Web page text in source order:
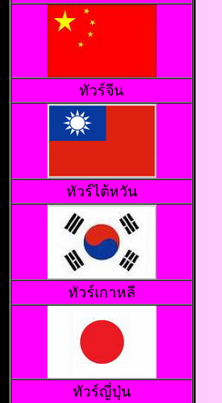
ทัวร์จีน
ทัวร์ไต้หวัน
ทัวร์เกาหลี
ทัวร์ญี่ปุ่น